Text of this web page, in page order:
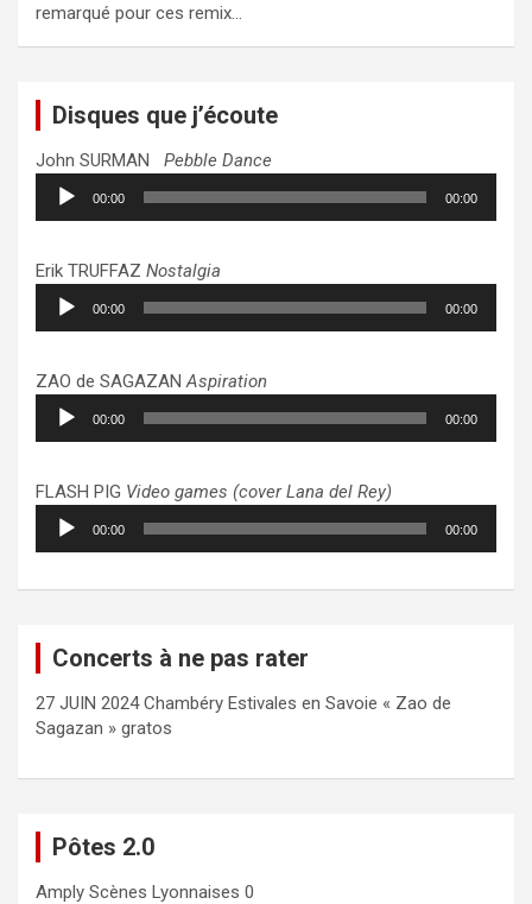
remarqué pour ces remix…
Disques que j’écoute
John SURMAN Pebble Dance
Lecteur
audio
00:00 00:00
Erik TRUFFAZ Nostalgia
Lecteur
audio
00:00 00:00
ZAO de SAGAZANAspiration
Lecteur
audio
00:00 00:00
FLASH PIG Video games (cover Lana del Rey)
Lecteur
audio
00:00 00:00
Concerts à ne pas rater
27 JUIN 2024 Chambéry Estivales en Savoie « Zao de
Sagazan » gratos
Pôtes 2.0
Amply Scènes Lyonnaises 0